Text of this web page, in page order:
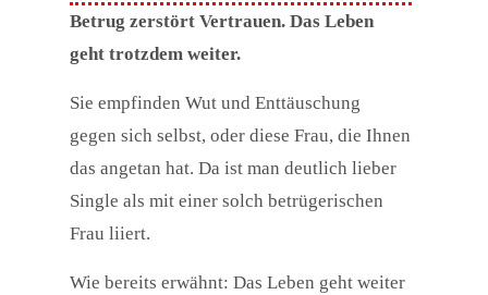
Betrug zerstört Vertrauen. Das Leben
geht trotzdem weiter.
Sie empfinden Wut und Enttäuschung
gegen sich selbst, oder diese Frau, die Ihnen
das angetan hat. Da ist man deutlich lieber
Single als mit einer solch betrügerischen
Frau liiert.
Wie bereits erwähnt: Das Leben geht weiter